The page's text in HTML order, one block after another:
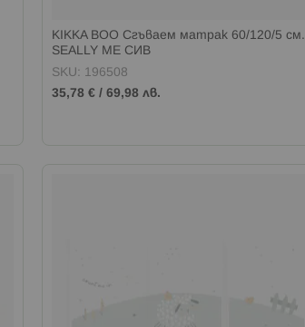
KIKKA BOO Сгъваем матрак 60/120/5 см.
SEALLY ME СИВ
SKU: 196508
35,78 € /69,98 лв.